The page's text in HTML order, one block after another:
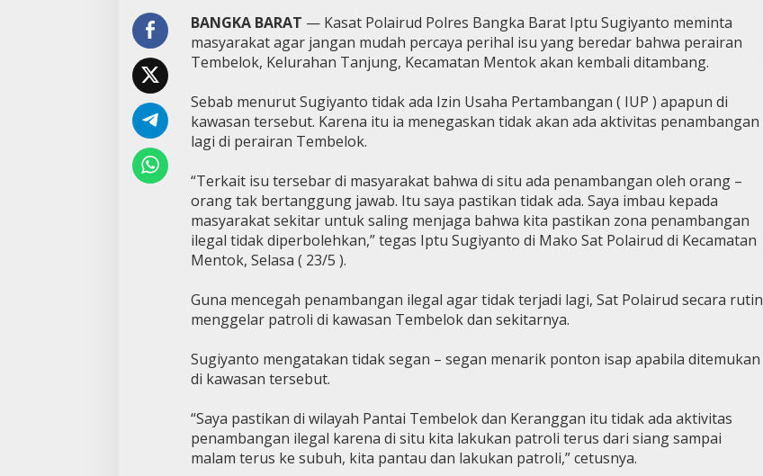
BANGKA BARAT — Kasat Polairud Polres Bangka Barat Iptu Sugiyanto meminta
masyarakat agar jangan mudah percaya perihal isu yang beredar bahwa perairan
Tembelok, Kelurahan Tanjung, Kecamatan Mentok akan kembali ditambang.
Sebab menurut Sugiyanto tidak ada Izin Usaha Pertambangan ( IUP ) apapun di
kawasan tersebut. Karena itu ia menegaskan tidak akan ada aktivitas penambangan
lagi di perairan Tembelok.
“Terkait isu tersebar di masyarakat bahwa di situ ada penambangan oleh orang –
orang tak bertanggung jawab. Itu saya pastikan tidak ada. Saya imbau kepada
masyarakat sekitar untuk saling menjaga bahwa kita pastikan zona penambangan
ilegal tidak diperbolehkan,” tegas Iptu Sugiyanto di Mako Sat Polairud di Kecamatan
Mentok, Selasa ( 23/5 ).
Guna mencegah penambangan ilegal agar tidak terjadi lagi, Sat Polairud secara rutin
menggelar patroli di kawasan Tembelok dan sekitarnya.
Sugiyanto mengatakan tidak segan – segan menarik ponton isap apabila ditemukan
di kawasan tersebut.
“Saya pastikan di wilayah Pantai Tembelok dan Keranggan itu tidak ada aktivitas
penambangan ilegal karena di situ kita lakukan patroli terus dari siang sampai
malam terus ke subuh, kita pantau dan lakukan patroli,” cetusnya.